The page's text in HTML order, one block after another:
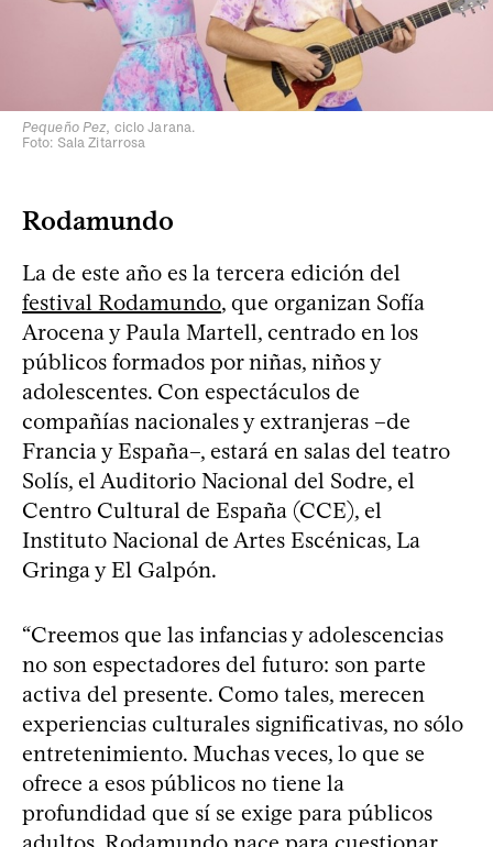
Pequeño Pez, ciclo Jarana.
Foto: Sala Zitarrosa
Rodamundo
La de este año es la tercera edición del
festival Rodamundo, que organizan Sofía
Arocena y Paula Martell, centrado en los
públicos formados por niñas, niños y
adolescentes. Con espectáculos de
compañías nacionales y extranjeras –de
Francia y España–, estará en salas del teatro
Solís, el Auditorio Nacional del Sodre, el
Centro Cultural de España (CCE), el
Instituto Nacional de Artes Escénicas, La
Gringa y El Galpón.
“Creemos que las infancias y adolescencias
no son espectadores del futuro: son parte
activa del presente. Como tales, merecen
experiencias culturales significativas, no sólo
entretenimiento. Muchas veces, lo que se
ofrece a esos públicos no tiene la
profundidad que sí se exige para públicos